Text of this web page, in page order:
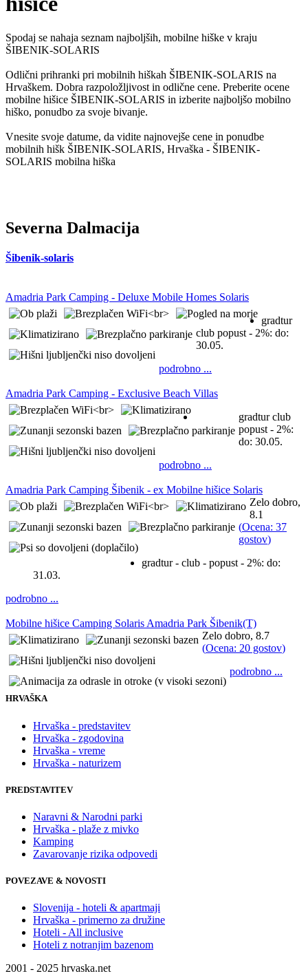
Spodaj se nahaja seznam najboljših, mobilne hiške v kraju
ŠIBENIK-SOLARIS
Odlični prihranki pri mobilnih hiškah ŠIBENIK-SOLARIS na
Hrvaškem. Dobra razpoložljivost in odlične cene. Preberite ocene
mobilne hišice ŠIBENIK-SOLARIS in izberite najboljšo mobilno
hiško, ponudbo za svoje bivanje.
Vnesite svoje datume, da vidite najnovejše cene in ponudbe
mobilnih hišk ŠIBENIK-SOLARIS, Hrvaška - ŠIBENIK-
SOLARIS mobilna hiška
Severna Dalmacija
Šibenik-solaris
Amadria Park Camping - Deluxe Mobile Homes Solaris
gradtur
club popust - 2%: do:
30.05.
podrobno ...
Amadria Park Camping - Exclusive Beach Villas
gradtur club
popust - 2%:
do: 30.05.
podrobno ...
Amadria Park Camping Šibenik - ex Mobilne hišice Solaris
Zelo dobro,
8.1
(Ocena: 37
gostov)
gradtur - club - popust - 2%: do:
31.03.
podrobno ...
Mobilne hišice Camping Solaris Amadria Park Šibenik(T)
Zelo dobro, 8.7
(Ocena: 20 gostov)
podrobno ...
HRVAŠKA
Hrvaška - predstavitev
Hrvaška - zgodovina
Hrvaška - vreme
Hrvaška - naturizem
PREDSTAVITEV
Naravni & Narodni parki
Hrvaška - plaže z mivko
Kamping
Zavarovanje rizika odpovedi
POVEZAVE & NOVOSTI
Slovenija - hoteli & apartmaji
Hrvaška - primerno za družine
Hoteli - All inclusive
Hoteli z notranjim bazenom
2001 - 2025 hrvaska.net